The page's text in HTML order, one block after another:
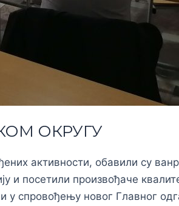
ОКРУГУ
активности, обавили су
и посетили произвођаче
спровођењу новог Главног